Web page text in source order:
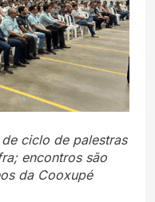
ciclo de palestras
encontros são
da Cooxupé